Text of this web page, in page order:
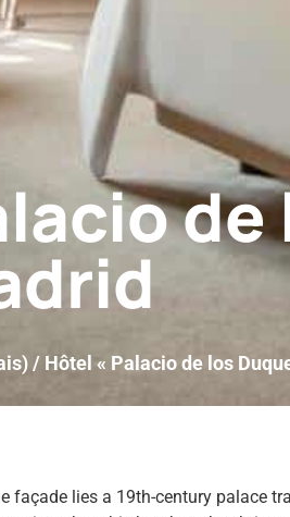
/ Hôtel « Palacio de los
façade lies a 19th-century palace